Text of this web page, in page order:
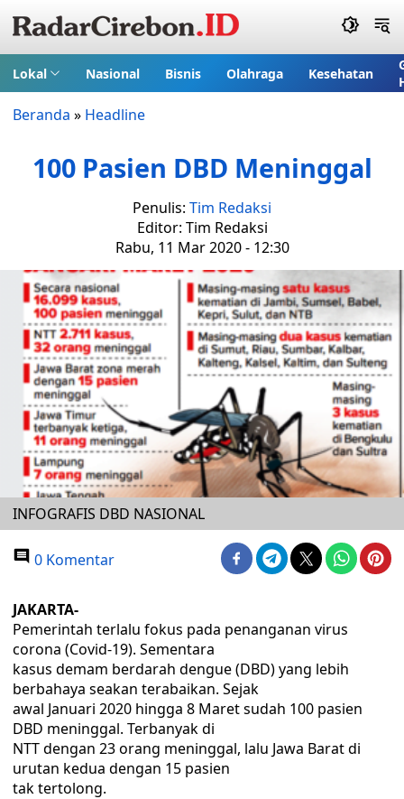
Lokal Nasional Bisnis Olahraga Kesehatan
Beranda » Headline
100 Pasien DBD Meninggal
Penulis: Tim Redaksi
Editor: Tim Redaksi
Rabu, 11 Mar 2020 - 12:30
INFOGRAFIS DBD NASIONAL
0 Komentar
JAKARTA-
Pemerintah terlalu fokus pada penanganan virus
corona (Covid-19). Sementara
kasus demam berdarah dengue (DBD) yang lebih
berbahaya seakan terabaikan. Sejak
awal Januari 2020 hingga 8 Maret sudah 100 pasien
DBD meninggal. Terbanyak di
NTT dengan 23 orang meninggal, lalu Jawa Barat di
urutan kedua dengan 15 pasien
tak tertolong.